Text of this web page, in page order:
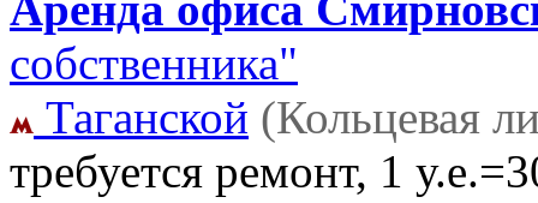
собственника"
Таганской (Кольцевая
требуется ремонт, 1